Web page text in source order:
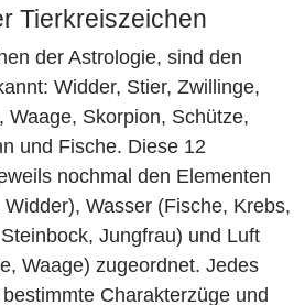
Tierkreiszeichen
der Astrologie, sind den
Widder, Stier, Zwillinge,
Waage, Skorpion, Schütze,
und Fische. Diese 12
nochmal den Elementen
Wasser (Fische, Krebs,
Jungfrau) und Luft
Waage) zugeordnet. Jedes
Charakterzüge und